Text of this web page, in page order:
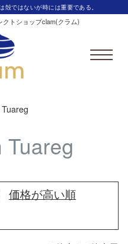
殻ではないが時には重要である。
トショップclam(クラム)
Tuareg
価格が高い順